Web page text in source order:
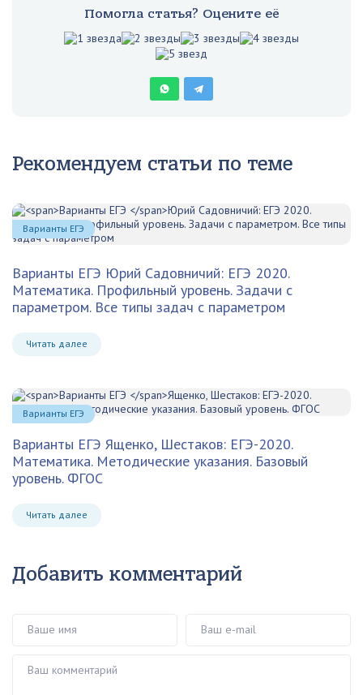
Помогла статья? Оцените её
Рекомендуем статьи по теме
Варианты ЕГЭ Юрий Садовничий: ЕГЭ 2020.
Математика. Профильный уровень. Задачи с
параметром. Все типы задач с параметром
Читать далее
Варианты ЕГЭ
Варианты ЕГЭ Ященко, Шестаков: ЕГЭ-2020.
Математика. Методические указания. Базовый
уровень. ФГОС
Читать далее
Варианты ЕГЭ
Добавить комментарий